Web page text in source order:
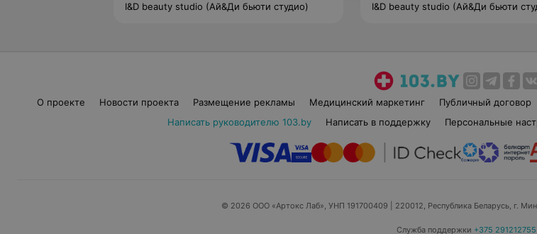
I&D beauty studio (Ай&Ди бьюти студио) I&D beauty studio (Ай&Ди бьюти
О проекте Новости проекта Размещение рекламы Медицинский маркетинг Публичный договор
Написать руководителю 103.by
Написать в поддержку Персональные
© 2026 ООО «Артокс Лаб», УНП 191700409 | 220012, Республика Беларусь, г.
Служба поддержки +375 291212755